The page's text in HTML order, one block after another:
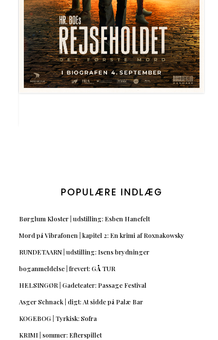
POPULÆRE INDLÆG
Børglum Kloster | udstilling: Esben Hanefelt
Mord på Vibrafonen | kapitel 2: En krimi af Roxnakowsky
RUNDETAARN | udstilling: Isens brydninger
boganmeldelse | frevert: GÅ TUR
HELSINGØR | Gadeteater: Passage Festival
Asger Schnack | digt: At sidde på Palæ Bar
KOGEBOG | Tyrkisk: Sofra
KRIMI | sommer: Efterspillet